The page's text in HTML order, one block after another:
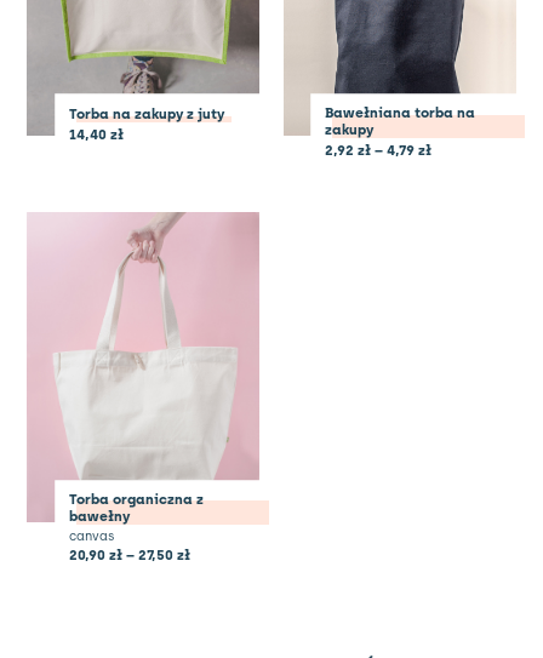
Torba na zakupy z juty
14,40 zł
Bawełniana torba na
zakupy
2,92zł –4,79zł
Torba organiczna z
bawełny
canvas
20,90 zł– 27,50 zł